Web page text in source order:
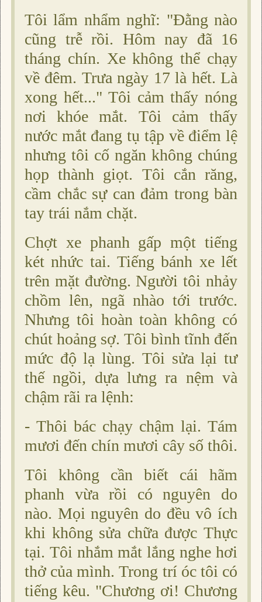
Tôi lẩm nhẩm nghĩ: "Ðằng nào
cũng trễ rồi. Hôm nay đã 16
tháng chín. Xe không thể chạy
về đêm. Trưa ngày 17 là hết. Là
xong hết..." Tôi cảm thấy nóng
nơi khóe mắt. Tôi cảm thấy
nước mắt đang tụ tập về điểm lệ
nhưng tôi cố ngăn không chúng
họp thành giọt. Tôi cắn răng,
cầm chắc sự can đảm trong bàn
tay trái nắm chặt.
Chợt xe phanh gấp một tiếng
két nhức tai. Tiếng bánh xe lết
trên mặt đường. Người tôi nhảy
chồm lên, ngã nhào tới trước.
Nhưng tôi hoàn toàn không có
chút hoảng sợ. Tôi bình tĩnh đến
mức độ lạ lùng. Tôi sửa lại tư
thế ngồi, dựa lưng ra nệm và
chậm rãi ra lệnh:
- Thôi bác chạy chậm lại. Tám
mươi đến chín mươi cây số thôi.
Tôi không cần biết cái hãm
phanh vừa rồi có nguyên do
nào. Mọi nguyên do đều vô ích
khi không sửa chữa được Thực
tại. Tôi nhắm mắt lắng nghe hơi
thở của mình. Trong trí óc tôi có
tiếng kêu. "Chương ơi! Chương